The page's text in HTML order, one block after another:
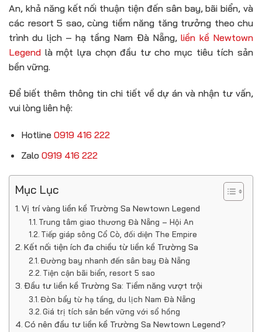
An, khả năng kết nối thuận tiện đến sân bay, bãi biển, và
các resort 5 sao, cùng tiềm năng tăng trưởng theo chu
trình du lịch – hạ tầng Nam Đà Nẵng,liền kề Newtown
Legend là một lựa chọn đầu tư cho mục tiêu tích sản
bền vững.
Để biết thêm thông tin chi tiết về dự án và nhận tư vấn,
vui lòng liên hệ:
Hotline 0919 416 222
Zalo 0919 416 222
Mục Lục
Vị trí vàng liền kề Trường Sa Newtown Legend
Trung tâm giao thương Đà Nẵng – Hội An
Tiếp giáp sông Cổ Cò, đối diện The Empire
Kết nối tiện ích đa chiều từ liền kề Trường Sa
Đường bay nhanh đến sân bay Đà Nẵng
Tiện cận bãi biển, resort 5 sao
Đầu tư liền kề Trường Sa: Tiềm năng vượt trội
Đòn bẩy từ hạ tầng, du lịch Nam Đà Nẵng
Giá trị tích sản bền vững với sổ hồng
Có nên đầu tư liền kề Trường Sa Newtown Legend?